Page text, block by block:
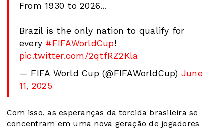
From 1930 to 2026...
Brazil is the only nation to qualify for
every #FIFAWorldCup!
pic.twitter.com/2qtfRZ2Kla
— FIFA World Cup (@FIFAWorldCup) June
11, 2025
Com isso, as esperanças da torcida brasileira se
concentram em uma nova geração de jogadores